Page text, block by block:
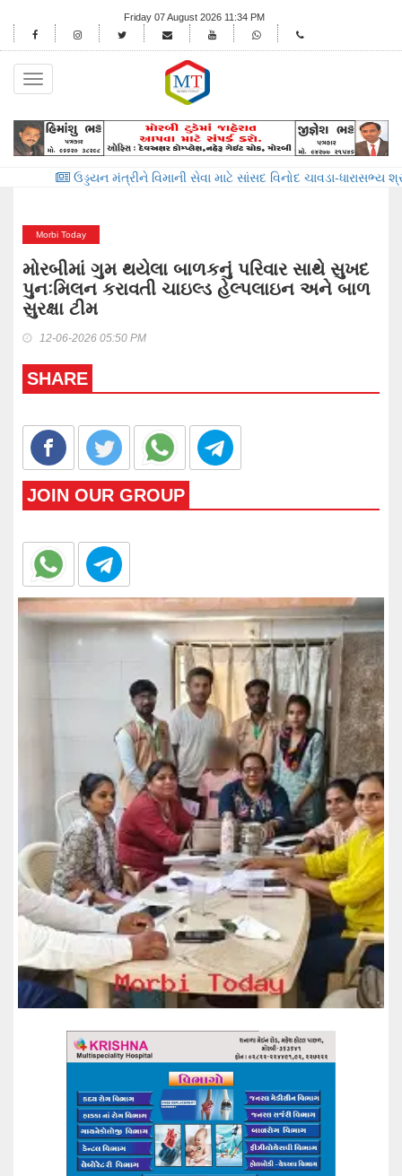
Friday 07 August 2026 11:34 PM
Toggle
navigation
ઉડ્ડયન મંત્રીને વિમાની સેવા માટે સાંસદ વિનોદ ચાવડા-ધારાસભ્ય શ્રીમતિ
Morbi Today
મોરબીમાં ગુમ થયેલા બાળકનું પરિવાર સાથે સુખદ
પુનઃમિલન કરાવતી ચાઇલ્ડ હેલ્પલાઇન અને બાળ
સુરક્ષા ટીમ
12-06-2026 05:50 PM
SHARE
JOIN OUR GROUP